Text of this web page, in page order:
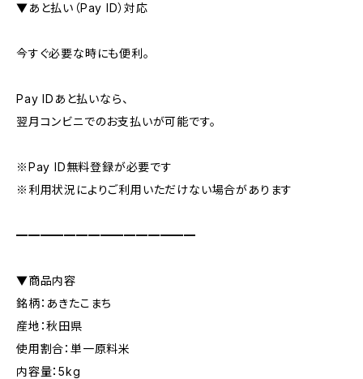
▼あと払い（Pay ID）対応
今すぐ必要な時にも便利。
Pay IDあと払いなら、
翌月コンビニでのお支払いが可能です。
※Pay ID無料登録が必要です
※利用状況によりご利用いただけない場合があります
━━━━━━━━━━━━━━━
▼商品内容
銘柄：あきたこまち
産地：秋田県
使用割合：単一原料米
内容量：5kg